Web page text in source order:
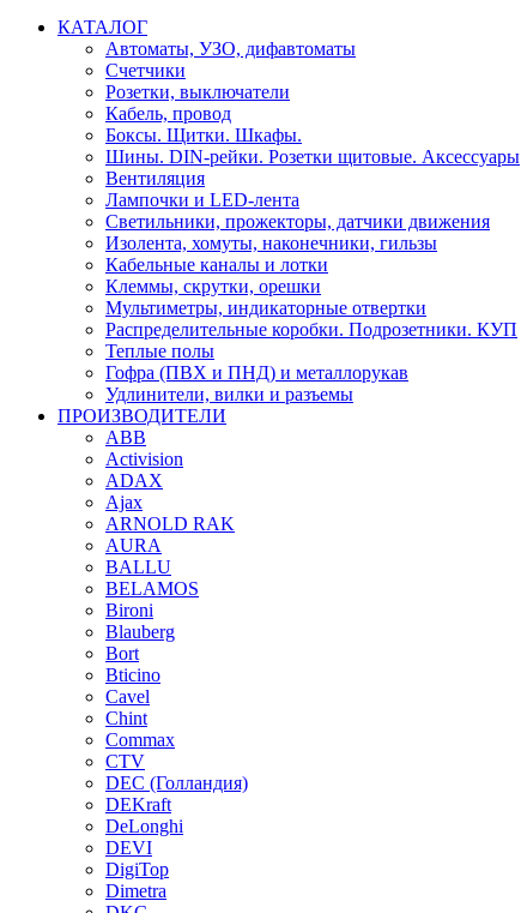
КАТАЛОГ
Автоматы, УЗО, дифавтоматы
Счетчики
Розетки, выключатели
Кабель, провод
Боксы. Щитки. Шкафы.
Шины. DIN-рейки. Розетки щитовые. Аксессуары
Вентиляция
Лампочки и LED-лента
Светильники, прожекторы, датчики движения
Изолента, хомуты, наконечники, гильзы
Кабельные каналы и лотки
Клеммы, скрутки, орешки
Мультиметры, индикаторные отвертки
Распределительные коробки. Подрозетники. КУП
Теплые полы
Гофра (ПВХ и ПНД) и металлорукав
Удлинители, вилки и разъемы
ПРОИЗВОДИТЕЛИ
ABB
Activision
ADAX
Ajax
ARNOLD RAK
AURA
BALLU
BELAMOS
Bironi
Blauberg
Bort
Bticino
Cavel
Chint
Commax
CTV
DEC (Голландия)
DEKraft
DeLonghi
DEVI
DigiTop
Dimetra